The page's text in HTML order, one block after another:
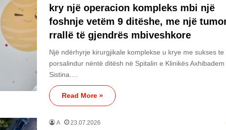
kry një operacion kompleks mbi një
foshnje vetëm 9 ditëshe, me një
rrallë të gjendrës mbiveshkore
Një ndërhyrje kirurgjikale komplekse u krye me sukses te
porsalindur nëntë ditësh në Spitalin e Klinikës Axhibadem
Sistina.…
Read More »
A 23.07.2026